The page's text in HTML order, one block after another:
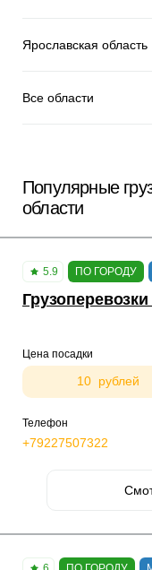
Ярославская область
Все области
Популярные
области
5.9 ПО ГОРОДУ
Цена посадки
10 рублей
Телефон
+79227507322